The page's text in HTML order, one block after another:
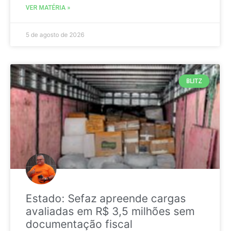
VER MATÉRIA »
5 de agosto de 2026
BLITZ
Estado: Sefaz apreende cargas
avaliadas em R$ 3,5 milhões sem
documentação fiscal